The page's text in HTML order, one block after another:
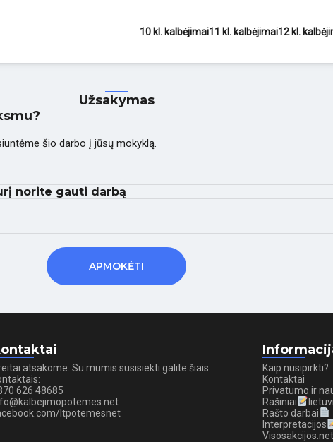
10 kl. kalbėjimai11 kl. kalbėjimai12 kl.
Užsakymas
šio darbo į jūsų mokyklą.
norite gauti darbą
atsakome. Su mumis susisiekti galite šiais
626 48685
ltpotemesnet
Kaip nusipirkti?
Kontaktai
Privatumo ir
Rašiniai
Rašto darbai
Interpretacijos
Visosakcijos.net